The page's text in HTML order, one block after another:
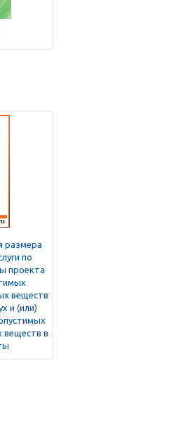
размера
по
проекта
веществ
и (или)
веществ в